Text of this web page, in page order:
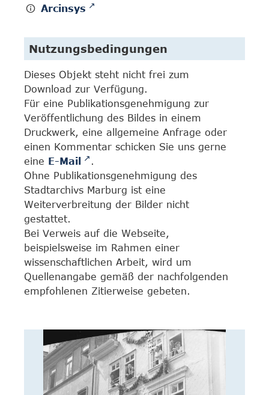
Arcinsys
Nutzungsbedingungen
Dieses Objekt steht nicht frei zum
Download zur Verfügung.
Für eine Publikationsgenehmigung zur
Veröffentlichung des Bildes in einem
Druckwerk, eine allgemeine Anfrage oder
einen Kommentar schicken Sie uns gerne
eine E-Mail
.
Ohne Publikationsgenehmigung des
Stadtarchivs Marburg ist eine
Weiterverbreitung der Bilder nicht
gestattet.
Bei Verweis auf die Webseite,
beispielsweise im Rahmen einer
wissenschaftlichen Arbeit, wird um
Quellenangabe gemäß der nachfolgenden
empfohlenen Zitierweise gebeten.